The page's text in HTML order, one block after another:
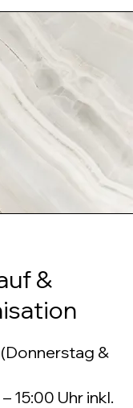
&
&
15:00 Uhr inkl.